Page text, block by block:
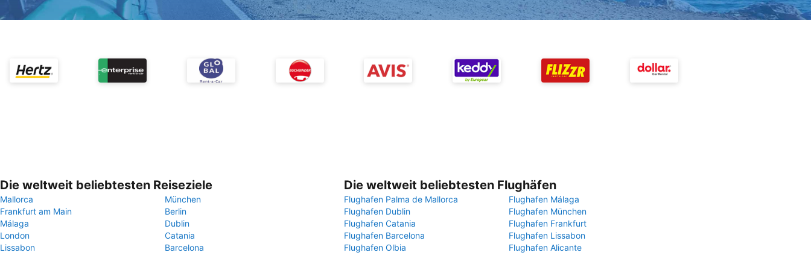
Die weltweit beliebtesten Reiseziele
Mallorca
München
Frankfurt am Main
Berlin
Málaga
Dublin
London
Catania
Lissabon
Barcelona
Die weltweit beliebtesten Flughäfen
Flughafen Palma de Mallorca
Flughafen Málaga
Flughafen Dublin
Flughafen München
Flughafen Catania
Flughafen Frankfurt
Flughafen Barcelona
Flughafen Lissabon
Flughafen Olbia
Flughafen Alicante